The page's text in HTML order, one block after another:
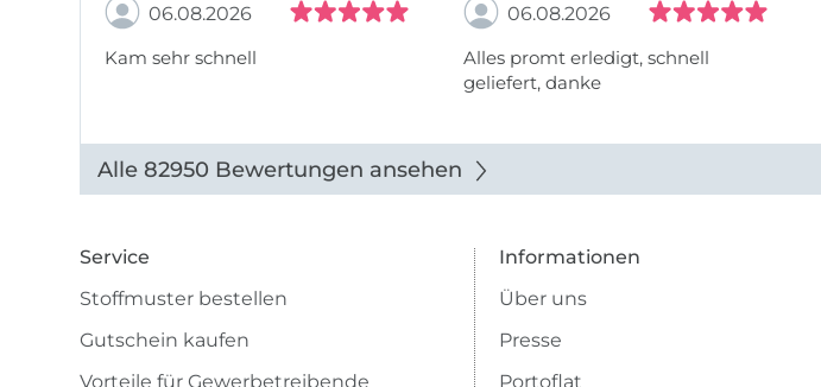
06.08.2026
Kam sehr schnell
06.08.2026
Alles promt erledigt, schnell
geliefert, danke
Alle 82950 Bewertungen ansehen
Service
Stoffmuster bestellen
Gutschein kaufen
Vorteile für Gewerbetreibende
Informationen
Über uns
Presse
Portoflat